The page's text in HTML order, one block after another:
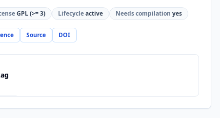
GPL (>= 3) Lifecycleactive Needs compilation yes
Source DOI